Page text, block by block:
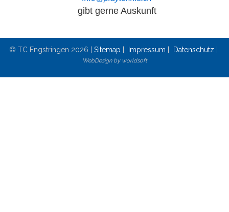
gibt gerne Auskunft
© TC Engstringen 2026 | Sitemap Impressum Datenschutz
WebDesign by worldsoft